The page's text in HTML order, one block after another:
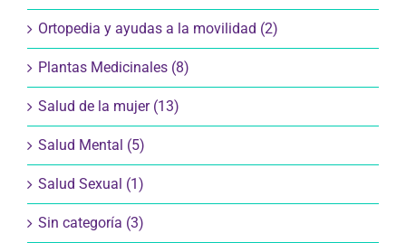
Ortopedia y ayudas a la movilidad (2)
Plantas Medicinales (8)
Salud de la mujer (13)
Salud Mental (5)
Salud Sexual (1)
Sin categoría (3)